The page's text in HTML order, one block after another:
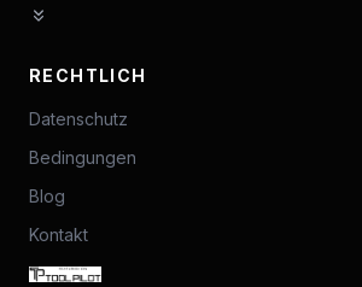
RECHTLICH
Datenschutz
Bedingungen
Blog
Kontakt